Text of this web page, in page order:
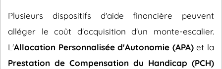
Plusieurs dispositifs d'aide financière peuvent
alléger le coût d'acquisition d'un monte-escalier.
L'Allocation Personnalisée d'Autonomie (APA)et la
Prestation de Compensation du Handicap (PCH)